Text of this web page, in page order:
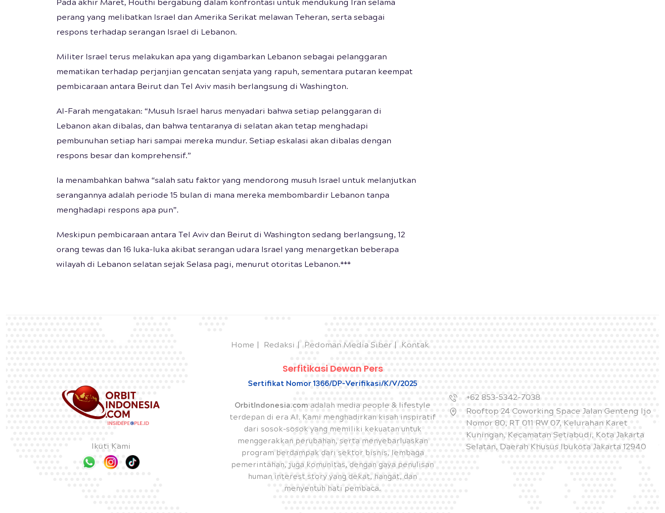
Pada akhir Maret, Houthi bergabung dalam konfrontasi untuk mendukung Iran selama
perang yang melibatkan Israel dan Amerika Serikat melawan Teheran, serta sebagai
respons terhadap serangan Israel di Lebanon.
Militer Israel terus melakukan apa yang digambarkan Lebanon sebagai pelanggaran
mematikan terhadap perjanjian gencatan senjata yang rapuh, sementara putaran keempat
pembicaraan antara Beirut dan Tel Aviv masih berlangsung di Washington.
Al-Farah mengatakan: “Musuh Israel harus menyadari bahwa setiap pelanggaran di
Lebanon akan dibalas, dan bahwa tentaranya di selatan akan tetap menghadapi
pembunuhan setiap hari sampai mereka mundur. Setiap eskalasi akan dibalas dengan
respons besar dan komprehensif.”
Ia menambahkan bahwa “salah satu faktor yang mendorong musuh Israel untuk melanjutkan
serangannya adalah periode 15 bulan di mana mereka membombardir Lebanon tanpa
menghadapi respons apa pun”.
Meskipun pembicaraan antara Tel Aviv dan Beirut di Washington sedang berlangsung, 12
orang tewas dan 16 luka-luka akibat serangan udara Israel yang menargetkan beberapa
wilayah di Lebanon selatan sejak Selasa pagi, menurut otoritas Lebanon.***
Ikuti Kami
Home Redaksi Pedoman Media Siber Kontak
Serfitikasi Dewan Pers
Sertifikat Nomor 1366/DP-Verifikasi/K/V/2025
OrbitIndonesia.com adalah media people & lifestyle
terdepan di era AI. Kami menghadirkan kisah inspiratif
dari sosok-sosok yang memiliki kekuatan untuk
menggerakkan perubahan, serta menyebarluaskan
program berdampak dari sektor bisnis, lembaga
pemerintahan, juga komunitas, dengan gaya penulisan
human interest story yang dekat, hangat, dan
menyentuh hati pembaca.
+62 853-5342-7038
Rooftop 24 Coworking Space Jalan Genteng Ijo
Nomor 80, RT 011 RW 07, Kelurahan Karet
Kuningan, Kecamatan Setiabudi, Kota Jakarta
Selatan, Daerah Khusus Ibukota Jakarta 12940